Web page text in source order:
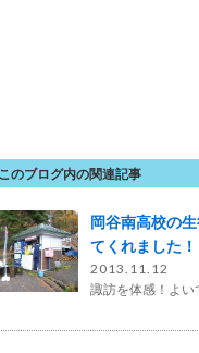
このブログ内の関連記事
岡谷南高校の
てくれました！
2013.11.12
諏訪を体感！よい